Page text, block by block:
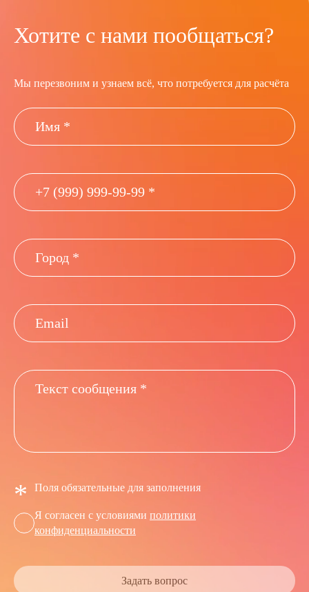
Хотите с нами пообщаться?
Мы перезвоним и узнаем всё, что потребуется для расчёта
Задать вопрос
* Поля обязательные для заполнения
Я согласен с условиями политики
конфиденциальности